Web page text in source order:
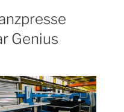
Genius